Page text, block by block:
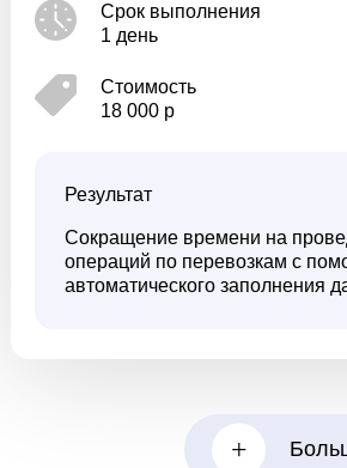
Срок выполнения
1 день
Стоимость
18 000 р
Результат
Сокращение времени на
операций по перевозкам с
автоматического заполнения
+